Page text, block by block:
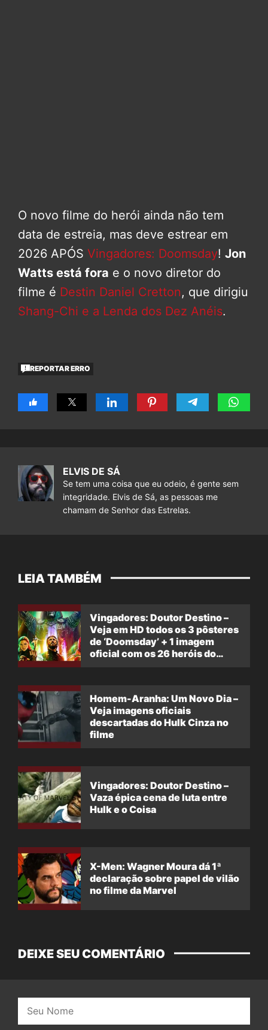
O novo filme do herói ainda não tem
data de estreia, mas deve estrear em
2026 APÓS Vingadores: Doomsday! Jon
Watts está fora e o novo diretor do
filme é Destin Daniel Cretton, que dirigiu
Shang-Chi e a Lenda dos Dez Anéis.
REPORTAR ERRO
ELVIS DE SÁ
Se tem uma coisa que eu odeio, é gente sem
integridade. Elvis de Sá, as pessoas me
chamam de Senhor das Estrelas.
LEIA TAMBÉM
Vingadores: Doutor Destino –
Veja em HD todos os 3 pôsteres
de ‘Doomsday’ + 1 imagem
oficial com os 26 heróis do
Homem-Aranha: Um Novo Dia –
Veja imagens oficiais
descartadas do Hulk Cinza no
filme
Vingadores: Doutor Destino –
Vaza épica cena de luta entre
Hulk e o Coisa
X-Men: Wagner Moura dá 1ª
declaração sobre papel de vilão
no filme da Marvel
DEIXE SEU COMENTÁRIO